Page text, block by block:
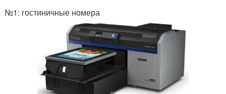
№1: гостиничные номера